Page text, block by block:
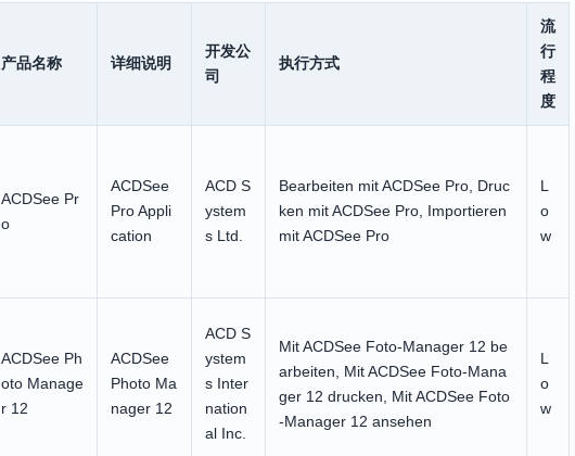
产品名称 详细说明
开发公
司
执行方式
流
行
程
度
ACDSee Pr
o
ACDSee
Pro Appli
cation
ACD S
ystem
s Ltd.
Bearbeiten mit ACDSee Pro, Druc
ken mit ACDSee Pro, Importieren
mit ACDSee Pro
L
o
w
ACDSee Ph
oto Manage
r 12
ACDSee
Photo Ma
nager 12
ACD S
ystem
s Inter
nation
al Inc.
Mit ACDSee Foto-Manager 12 be
arbeiten, Mit ACDSee Foto-Mana
ger 12 drucken, Mit ACDSee Foto
-Manager 12 ansehen
L
o
w